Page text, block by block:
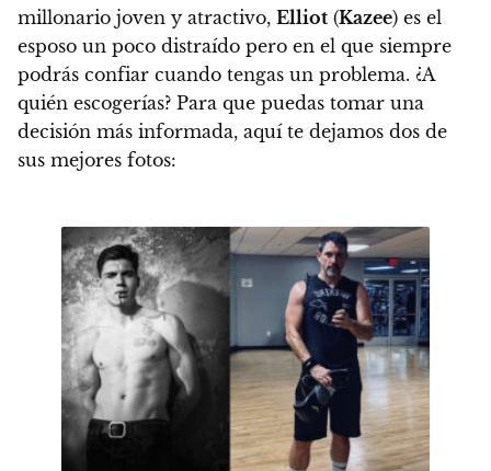
millonario joven y atractivo, Elliot (Kazee) es el
esposo un poco distraído pero en el que siempre
podrás confiar cuando tengas un problema. ¿A
quién escogerías? Para que puedas tomar una
decisión más informada, aquí te dejamos dos de
sus mejores fotos: